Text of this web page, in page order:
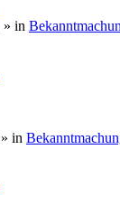
» in
» in